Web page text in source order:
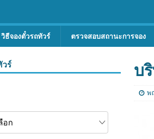
วิธีจองตั๋วรถทัวร์ ตรวจสอบสถานะการจอง
บ
พ
ร์